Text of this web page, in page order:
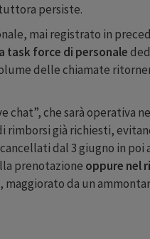
persiste.
mai registrato in
task force di personale
delle chiamate
che sarà operativa
già richiesti,
dal 3 giugno in
prenotazione oppure nel
da un